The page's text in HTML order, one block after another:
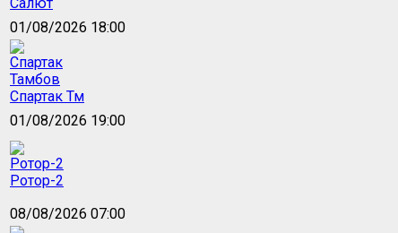
01/08/2026 18:00
Спартак Тм
01/08/2026 19:00
Ротор-2
08/08/2026 07:00